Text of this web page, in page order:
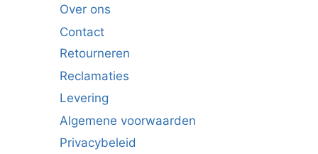
Over ons
Contact
Retourneren
Reclamaties
Levering
Algemene voorwaarden
Privacybeleid